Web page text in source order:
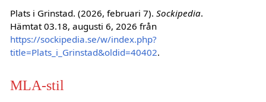
Plats i Grinstad. (2026, februari 7). Sockipedia.
Hämtat 03.18, augusti 6, 2026 från
https://sockipedia.se/w/index.php?
title=Plats_i_Grinstad&oldid=40402.
MLA-stil